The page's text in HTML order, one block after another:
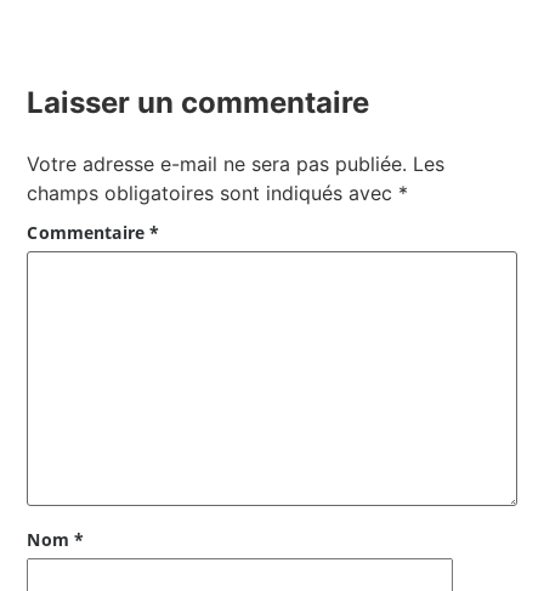
Laisser un commentaire
Votre adresse e-mail ne sera pas publiée. Les
champs obligatoires sont indiqués avec *
Commentaire*
Nom *